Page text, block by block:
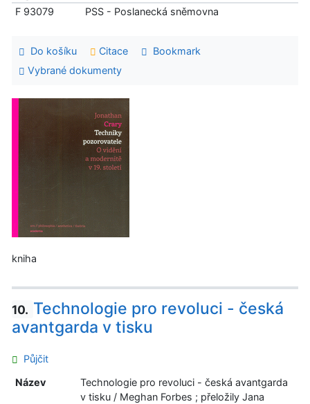
F 93079
PSS - Poslanecká sněmovna
Do košíku Citace
Bookmark
Vybrané dokumenty
kniha
10. Technologie pro revoluci - česká
avantgarda v tisku
Půjčit
Název
Technologie pro revoluci - česká avantgarda
v tisku / Meghan Forbes ; přeložily Jana